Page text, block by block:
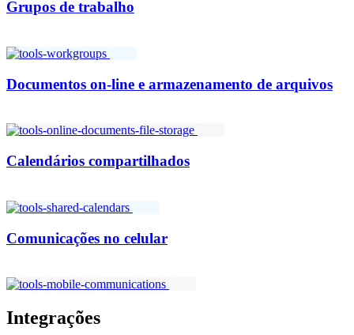
Grupos de trabalho
Documentos on-line e armazenamento de arquivos
Calendários compartilhados
Comunicações no celular
Integrações